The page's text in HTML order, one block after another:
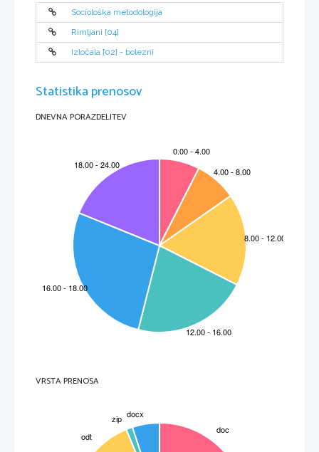
Sociološka metodologija
Rimljani [04]
Izločala [02] - bolezni
Statistika prenosov
DNEVNA PORAZDELITEV
VRSTA PRENOSA